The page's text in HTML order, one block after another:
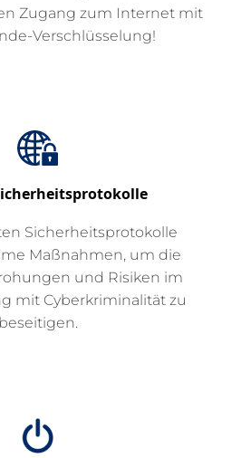
Zugang zum Internet mit
Verschlüsselung!
Sicherheitsprotokolle
Maßnahmen, um die
und Risiken im
mit Cyberkriminalität zu
beseitigen.